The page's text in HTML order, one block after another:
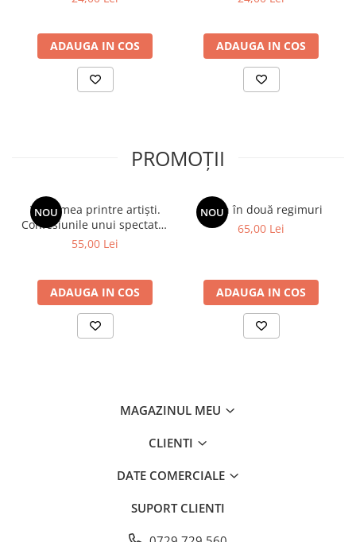
ADAUGA IN COS ADAUGA IN COS
PROMOȚII
NOU
Viața mea printre artiști.
Confesiunile unui spectator
fidel
55,00 Lei
ADAUGA IN COS
NOU
Spion în două regimuri
65,00 Lei
ADAUGA IN COS
MAGAZINUL MEU
CLIENTI
DATE COMERCIALE
SUPORT CLIENTI